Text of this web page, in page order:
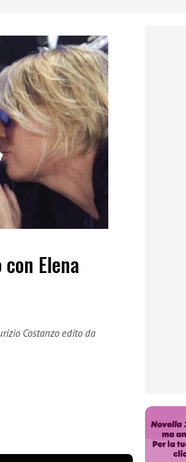
Elena
Costanzo edito da